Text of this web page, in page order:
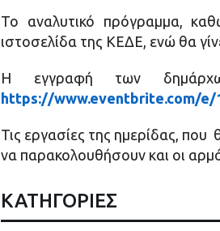
Το αναλυτικό πρόγραμμα,
ιστοσελίδα της ΚΕΔΕ, ενώ θα
Η εγγραφή των
https://www.eventbrite.com/e/
Τις εργασίες της ημερίδας,
να παρακολουθήσουν και οι
ΚΑΤΗΓΟΡΙΕΣ